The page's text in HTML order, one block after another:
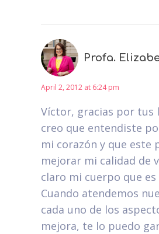
Profa.
April 2, 2012 at 6:24 pm
Víctor, gracias por tus
creo que entendiste
mi corazón y que este
mejorar mi calidad de
claro mi cuerpo que
Cuando atendemos
cada uno de los
mejora, te lo puedo